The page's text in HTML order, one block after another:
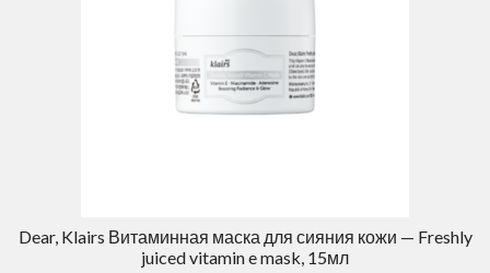
Dear, Klairs Витаминная маска для сияния кожи — Freshly
juiced vitamin e mask, 15мл